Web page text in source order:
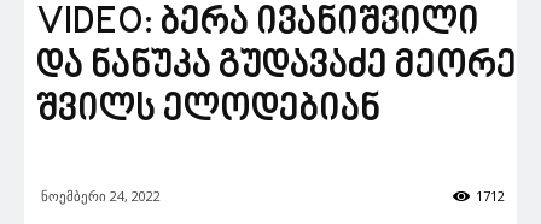
VIDEO: ბერა ივანიშვილი
და ნანუკა გუდავაძე მეორე
შვილს ელოდებიან
ნოემბერი 24, 2022 1712